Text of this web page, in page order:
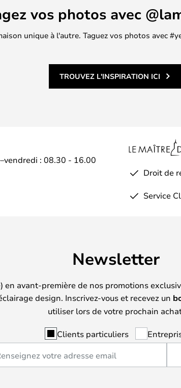
vos photos avec
unique à l'autre. Taguez vos photos avec
TROUVEZ L'INSPIRATION ICI
: 08.30 - 16.00
Droit de
Service
Newsletter
en avant-première de nos promotions
design. Inscrivez-vous et recevez un
utiliser lors de votre prochain
Clients particuliers